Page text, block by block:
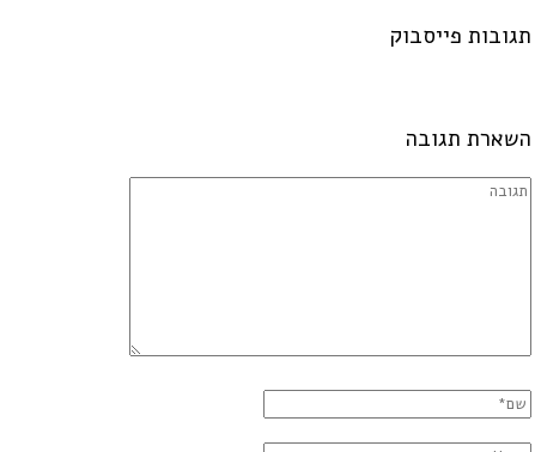
תגובות פייסבוק
השארת תגובה